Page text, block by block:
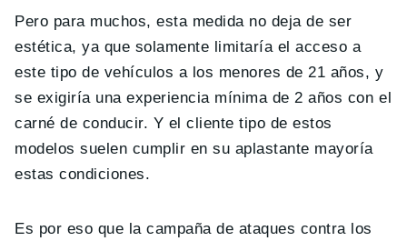
Pero para muchos, esta medida no deja de ser
estética, ya que solamente limitaría el acceso a
este tipo de vehículos a los menores de 21 años, y
se exigiría una experiencia mínima de 2 años con el
carné de conducir. Y el cliente tipo de estos
modelos suelen cumplir en su aplastante mayoría
estas condiciones.
Es por eso que la campaña de ataques contra los